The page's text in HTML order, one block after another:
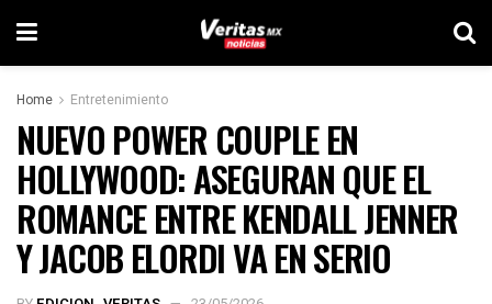
Home Entretenimiento
NUEVO POWER COUPLE EN
HOLLYWOOD: ASEGURAN QUE EL
ROMANCE ENTRE KENDALL JENNER
Y JACOB ELORDI VA EN SERIO